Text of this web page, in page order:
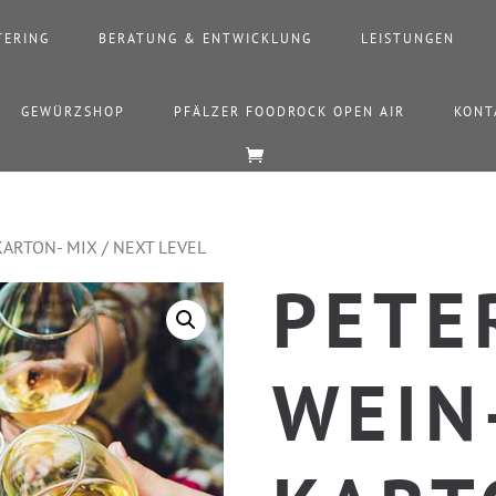
BERATUNG & ENTWICKLUNG LEISTUNGEN
GEWÜRZSHOP PFÄLZER FOODROCK OPEN AIR
MIX / NEXT LEVEL